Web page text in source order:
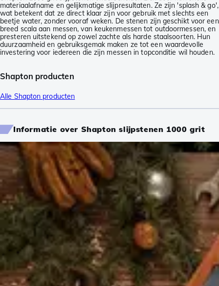
materiaalafname en gelijkmatige slijpresultaten. Ze zijn 'splash & go',
wat betekent dat ze direct klaar zijn voor gebruik met slechts een
beetje water, zonder vooraf weken. De stenen zijn geschikt voor een
breed scala aan messen, van keukenmessen tot outdoormessen, en
presteren uitstekend op zowel zachte als harde staalsoorten. Hun
duurzaamheid en gebruiksgemak maken ze tot een waardevolle
investering voor iedereen die zijn messen in topconditie wil houden.
Shapton producten
Alle Shapton producten
Informatie over Shapton slijpstenen 1000 grit